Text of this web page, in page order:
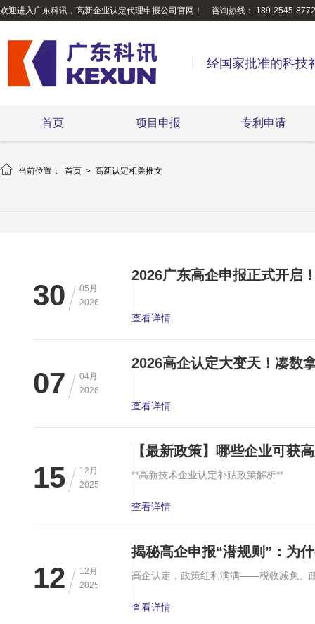
欢迎进入广东科讯，高新企业认定代理申报公司官网！ 咨询热线： 189-2545-8772
经国家批准的科技
首页 项目申报 专利申请
 当前位置： 首页 > 高新认定相关推文
高新企业认定流程相关资讯_广东申请高新认定材
30
05月
2026
2026广东高企申报正式开启
查看详情
07
04月
2026
2026高企认定大变天！凑数
查看详情
15
12月
2025
【最新政策】哪些企业可获
**高新技术企业认定补贴政策解析**
查看详情
12
12月
2025
揭秘高企申报“潜规则”：为
查看详情